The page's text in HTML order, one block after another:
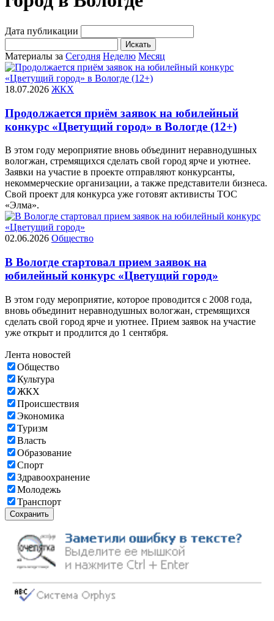
Дата публикации
Искать
Материалы за Сегодня Неделю Месяц
18.07.2026 ЖКХ
Продолжается приём заявок на юбилейный
конкурс «Цветущий город» в Вологде (12+)
В этом году мероприятие вновь объединит неравнодушных
вологжан, стремящихся сделать свой город ярче и уютнее.
Заявки на участие в проекте отправляют конкурсанты,
некоммерческие организации, а также представители бизнеса.
Свой проект для конкурса уже готовят активисты ТОС
«Элма».
02.06.2026 Общество
В Вологде стартовал прием заявок на
юбилейный конкурс «Цветущий город»
В этом году мероприятие, которое проводится с 2008 года,
вновь объединит неравнодушных вологжан, стремящихся
сделать свой город ярче и уютнее. Прием заявок на участие
уже открыт и продлится до 1 сентября.
Лента новостей
Общество
Культура
ЖКХ
Происшествия
Экономика
Туризм
Власть
Образование
Спорт
Здравоохранение
Молодежь
Транспорт
Сохранить